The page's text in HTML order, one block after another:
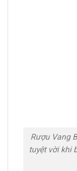
Rượu Vang
tuyệt vời khi